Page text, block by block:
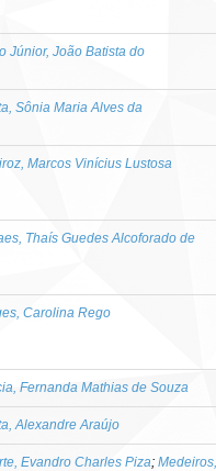
Júnior, João Batista do
Sônia Maria Alves da
Marcos Vinícius Lustosa
Thaís Guedes Alcoforado de
Carolina Rego
Fernanda Mathias de Souza
Alexandre Araújo
Evandro Charles Piza; Medeiros,